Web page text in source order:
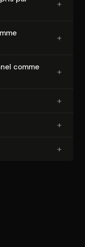
+
+
comme
+
+
+
+